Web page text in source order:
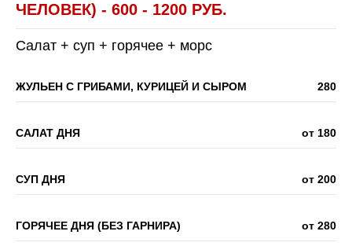
ЧЕЛОВЕК) - 600 - 1200 РУБ.
Салат + суп + горячее + морс
ЖУЛЬЕН С ГРИБАМИ, КУРИЦЕЙ И СЫРОМ 280
САЛАТ ДНЯ от 180
СУП ДНЯ от 200
ГОРЯЧЕЕ ДНЯ (БЕЗ ГАРНИРА) от 280